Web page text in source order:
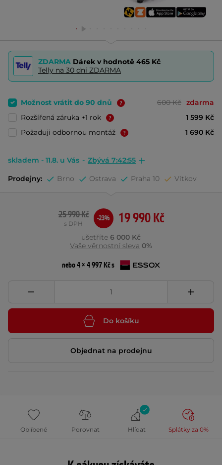
ZDARMA Dárek v hodnotě 465 Kč
Telly na 30 dní ZDARMA
Možnost vrátit do 90 dnů 600 Kč zdarma
Rozšířená záruka +1 rok
1 599 Kč
Požaduji odbornou montáž
1 690 Kč
skladem - 11.8. u Vás - Zbývá 7:42:54
Prodejny: Brno Ostrava Praha 10 Vítkov
19 990 Kč
25 990 Kč
s DPH
-23%
ušetříte 6 000 Kč
Vaše věrnostní sleva 0%
nebo 4 × 4 997 Kč s
Do košíku
Objednat na prodejnu
Oblíbené Porovnat Hlídat Splátky za 0%